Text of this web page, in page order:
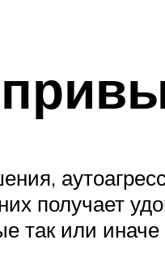
получает
так или